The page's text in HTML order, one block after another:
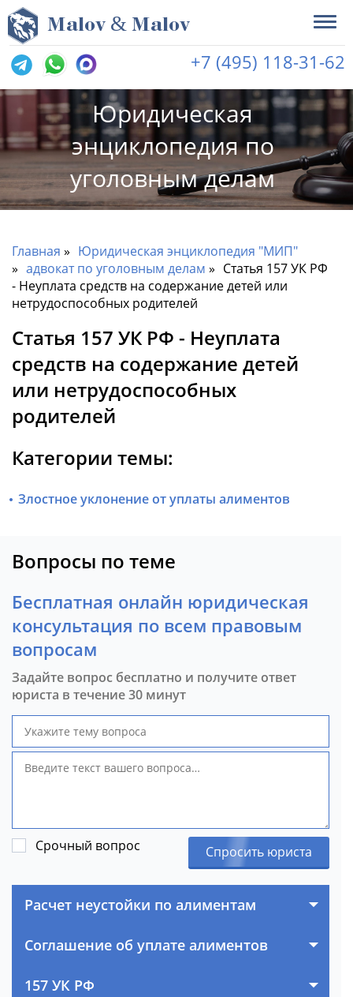
Malov & Malov
+7 (495) 118-31-62
Юридическая
энциклопедия по
уголовным делам
Главная
Юридическая энциклопедия "МИП"
адвокат по уголовным делам
Статья 157 УК РФ
- Неуплата средств на содержание детей или
нетрудоспособных родителей
Статья 157 УК РФ - Неуплата
средств на содержание детей
или нетрудоспособных
родителей
Категории темы:
Злостное уклонение от уплаты алиментов
Вопросы по теме
Бесплатная онлайн юридическая
консультация по всем правовым
вопросам
Задайте вопрос бесплатно и получите ответ
юриста в течение 30 минут
Срочный вопрос Спросить юриста
Расчет неустойки по алиментам
Соглашение об уплате алиментов
157 УК РФ